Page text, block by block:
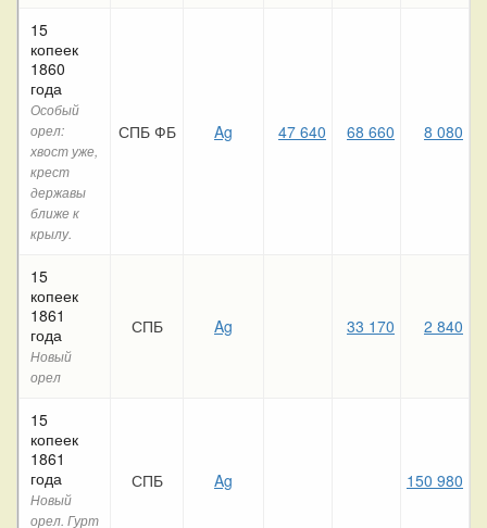
15
копеек
1860
года
Особый
орел:
хвост уже,
крест
державы
ближе к
крылу.
СПБ ФБ Ag 47 640 68 660 8 080
15
копеек
1861
года
Новый
орел
СПБ Ag 33 170 2 840
15
копеек
1861
года
Новый
орел. Гурт
СПБ Ag 150 980